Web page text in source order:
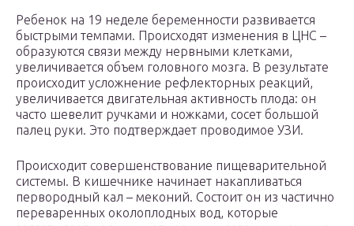
Ребенок на 19 неделе беременности развивается
быстрыми темпами. Происходят изменения в ЦНС –
образуются связи между нервными клетками,
увеличивается объем головного мозга. В результате
происходит усложнение рефлекторных реакций,
увеличивается двигательная активность плода: он
часто шевелит ручками и ножками, сосет большой
палец руки. Это подтверждает проводимое УЗИ.
Происходит совершенствование пищеварительной
системы. В кишечнике начинает накапливаться
первородный кал – меконий. Состоит он из частично
переваренных околоплодных вод, которые